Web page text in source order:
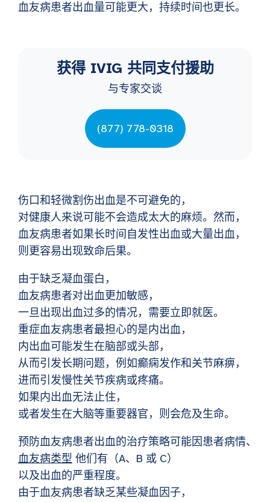
血友病患者出血量可能更大，持续时间也更长。
获得 IVIG 共同支付援助
与专家交谈
(877) 778-0318
伤口和轻微割伤出血是不可避免的，
对健康人来说可能不会造成太大的麻烦。然而，
血友病患者如果长时间自发性出血或大量出血，
则更容易出现致命后果。
由于缺乏凝血蛋白，
血友病患者对出血更加敏感，
一旦出现出血过多的情况，需要立即就医。
重症血友病患者最担心的是内出血，
内出血可能发生在脑部或头部，
从而引发长期问题，例如癫痫发作和关节麻痹，
进而引发慢性关节疾病或疼痛。
如果内出血无法止住，
或者发生在大脑等重要器官，则会危及生命。
预防血友病患者出血的治疗策略可能因患者病情、
血友病类型 他们有（A、B 或 C）
以及出血的严重程度。
由于血友病患者缺乏某些凝血因子，